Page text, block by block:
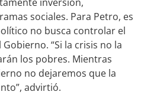
inversión,
sociales. Para Petro, es
no busca controlar el
“Si la crisis no la
los pobres. Mientras
no dejaremos que la
advirtió.